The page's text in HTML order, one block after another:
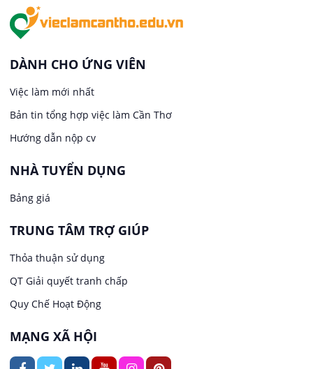
In ấn / Xuất bản
Kế toán
Lái xe
Lao Động Phổ Thông
Lễ tân
May mặc
Ngân hàng
Nhà hàng / Khách sạn
Việc làm tại An Bình
Việc làm tại Long Tuyền
Việc làm tại Hưng Phú
Việc làm tại Phước Thới
Việc làm tại Thới Long
Việc làm tại Trung Nhất
Việc làm tại Thuận Hưng
Việc làm tại Vị Thanh
DÀNH CHO ỨNG VIÊN
Việc làm mới nhất
Bản tin tổng hợp việc làm Cần Thơ
Hướng dẫn nộp cv
NHÀ TUYỂN DỤNG
Bảng giá
TRUNG TÂM TRỢ GIÚP
Thỏa thuận sử dụng
QT Giải quyết tranh chấp
Quy Chế Hoạt Động
MẠNG XÃ HỘI